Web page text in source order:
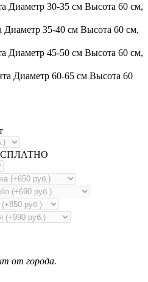
Диаметр 30-35 см Высота 60 см,
Диаметр 35-40 см Высота 60 см,
Диаметр 45-50 см Высота 60 см,
Диаметр 60-65 см Высота 60
от города.